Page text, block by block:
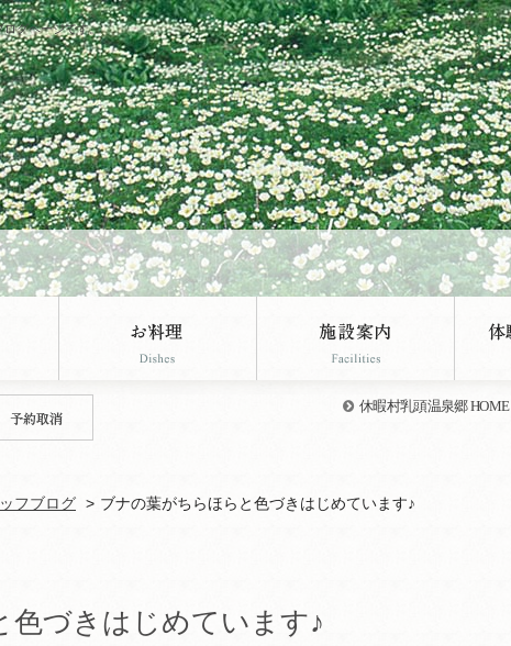
ログページです。
休暇村乳頭温泉郷 HOME
フブログ ブナの葉がちらほらと色づきはじめています♪
色づきはじめています♪